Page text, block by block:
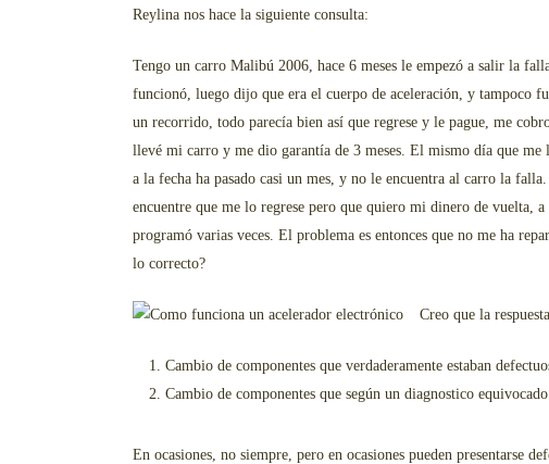
Reylina nos hace la siguiente consulta:
Tengo un carro Malibú 2006, hace 6 meses le empezó a salir la
funcionó, luego dijo que era el cuerpo de aceleración, y tampoco
un recorrido, todo parecía bien así que regrese y le pague, me
llevé mi carro y me dio garantía de 3 meses. El mismo día que
a la fecha ha pasado casi un mes, y no le encuentra al carro la
encuentre que me lo regrese pero que quiero mi dinero de vuelta,
programó varias veces. El problema es entonces que no me ha
lo correcto?
Creo que la
Cambio de componentes que verdaderamente estaban
Cambio de componentes que según un diagnostico
En ocasiones, no siempre, pero en ocasiones pueden presentarse